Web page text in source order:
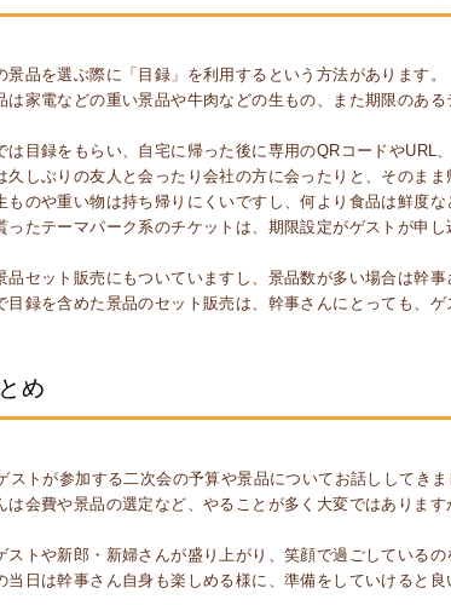
景品を選ぶ際に「目録」を利用するという方法があります。
は家電などの重い景品や牛肉などの生もの、また期限のあ
は目録をもらい、自宅に帰った後に専用のQRコードやURL
久しぶりの友人と会ったり会社の方に会ったりと、そのまま
ものや重い物は持ち帰りにくいですし、何より食品は鮮度な
ったテーマパーク系のチケットは、期限設定がゲストが申
品セット販売にもついていますし、景品数が多い場合は幹
目録を含めた景品のセット販売は、幹事さんにとっても、
め
ストが参加する二次会の予算や景品についてお話ししてきま
は会費や景品の選定など、やることが多く大変ではあります
ストや新郎・新婦さんが盛り上がり、笑顔で過ごしている
当日は幹事さん自身も楽しめる様に、準備をしていけると良